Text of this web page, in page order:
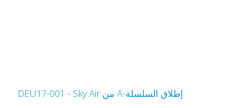
إطلاق السلسلة-A من Sky Air‏ - DEU17-001